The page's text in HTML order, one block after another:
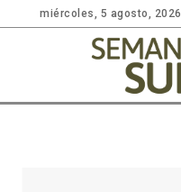
miércoles, 5 agosto, 2026